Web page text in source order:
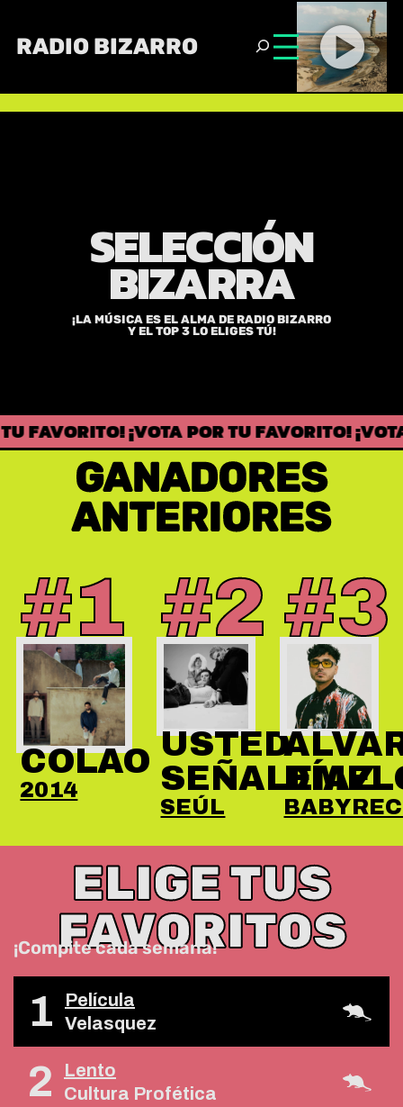
RADIO BIZARRO
SELECCIÓN
BIZARRA
¡LA MÚSICA ES EL ALMA DE RADIO BIZARRO
Y EL TOP 3 LO ELIGES TÚ!
¡VOTA POR TU FAVORITO! ¡VOTA POR
GANADORES
ANTERIORES
#1
COLAO
2014
#2
USTED
SEÚL
#3
DÍAZ
ELIGE TUS
FAVORITOS
¡Compite cada semana!
1
Película
Velasquez
2
Lento
Cultura Profética